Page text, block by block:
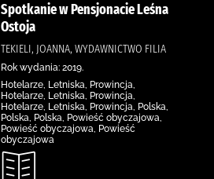
Spotkanie w Pensjonacie Leśna
Ostoja
TEKIELI, JOANNA, WYDAWNICTWO FILIA
Rok wydania: 2019.
Hotelarze, Letniska, Prowincja,
Hotelarze, Letniska, Prowincja,
Hotelarze, Letniska, Prowincja, Polska,
Polska, Polska, Powieść obyczajowa,
Powieść obyczajowa, Powieść
obyczajowa